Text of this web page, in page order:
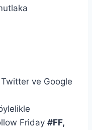
ve Google
Friday #FF,